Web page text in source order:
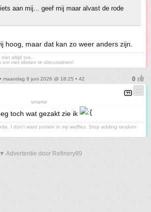
aan mij... geef mij maar alvast de rode
hoog, maar dat kan zo weer anders zijn.
niet altijd toe.
met idioten te discussiëren!
• maandag 8 juni 2026 @ 18:25 • 42
smartie
toch wat gezakt zie ik
I don't want protein in my waffles. Stop adding random
▼ Advertentie door Refinery89